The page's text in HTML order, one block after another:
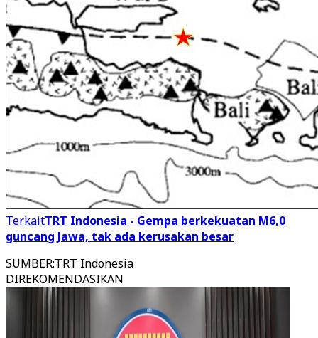
TerkaitTRT Indonesia - Gempa berkekuatan M6,0
guncang Jawa, tak ada kerusakan besar
SUMBER:TRT Indonesia
DIREKOMENDASIKAN